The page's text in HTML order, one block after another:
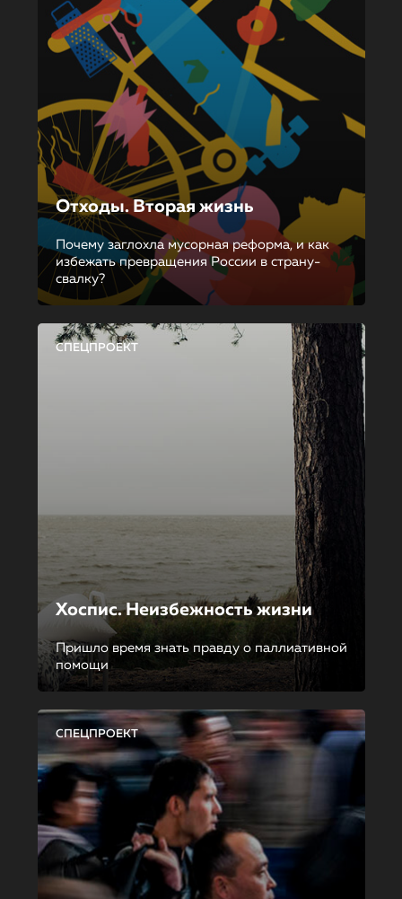
Отходы. Вторая жизнь
Почему заглохла мусорная реформа, и как
избежать превращения России в страну-
свалку?
СПЕЦПРОЕКТ
Хоспис. Неизбежность жизни
Пришло время знать правду о паллиативной
помощи
СПЕЦПРОЕКТ